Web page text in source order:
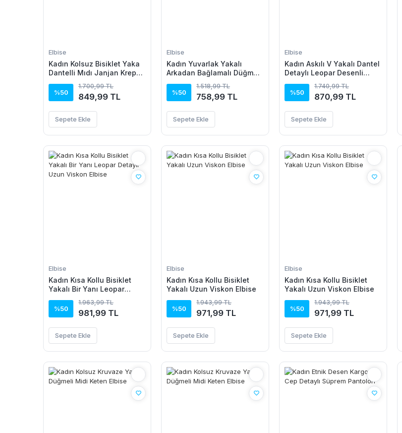
Elbise
Kadın Kolsuz Bisiklet Yaka
Dantelli Mıdı Janjan Krep
%50
1.700,99 TL
849,99 TL
Sepete Ekle
Elbise
Kadın Yuvarlak Yakalı
Arkadan Bağlamalı Düğme
Detaylı Kısa Viskon Elbise
%50
1.518,99 TL
758,99 TL
Sepete Ekle
Elbise
Kadın Askılı V Yakalı Dantel
Detaylı Leopar Desenli
Takım
%50
1.740,99 TL
870,99 TL
Sepete Ekle
Elbise
Kadın Kısa Kollu Bisiklet
Yakalı Bir Yanı Leopar
%50
1.963,99 TL
981,99 TL
Sepete Ekle
Elbise
Kadın Kısa Kollu Bisiklet
Yakalı Uzun Viskon Elbise
%50
1.943,99 TL
971,99 TL
Sepete Ekle
Elbise
Kadın Kısa Kollu Bisiklet
Yakalı Uzun Viskon Elbise
%50
1.943,99 TL
971,99 TL
Sepete Ekle